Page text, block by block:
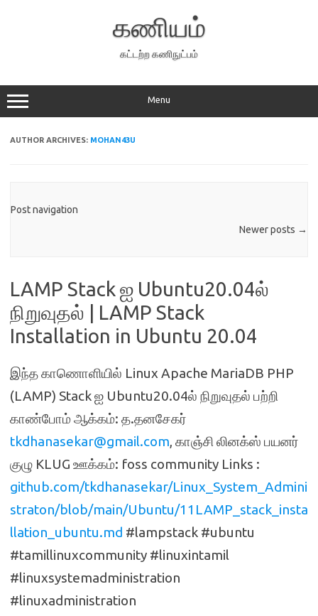
கணியம்
கட்டற்ற கணிநுட்பம்
Menu
AUTHOR ARCHIVES: MOHAN43U
Post navigation
Newer posts →
LAMP Stack ஐ Ubuntu20.04ல்
நிறுவுதல் | LAMP Stack
Installation in Ubuntu 20.04
இந்த காணொளியில் Linux Apache MariaDB PHP
(LAMP) Stack ஐ Ubuntu20.04ல் நிறுவுதல் பற்றி
காண்போம் ஆக்கம்: த.தனசேகர்
tkdhanasekar@gmail.com, காஞ்சி லினக்ஸ் பயனர்
குழு KLUG ஊக்கம்: foss community Links :
github.com/tkdhanasekar/Linux_System_Admini
straton/blob/main/Ubuntu/11LAMP_stack_insta
llation_ubuntu.md #lampstack #ubuntu
#tamillinuxcommunity #linuxintamil
#linuxsystemadministration
#linuxadministration